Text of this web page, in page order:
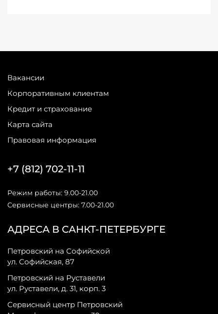
Вакансии
Корпоративным клиентам
Кредит и страхование
Карта сайта
Правовая информация
АДРЕСА В САНКТ-ПЕТЕРБУРГЕ
Петровский на Софийской
ул. Софийская, 87
Петровский на Руставели
ул. Руставели, д. 31, корп. 3
Сервисный центр Петровский
+7 (812) 702-11-11
Режим работы: 9.00-21.00
Сервисные центры: 7.00-21.00